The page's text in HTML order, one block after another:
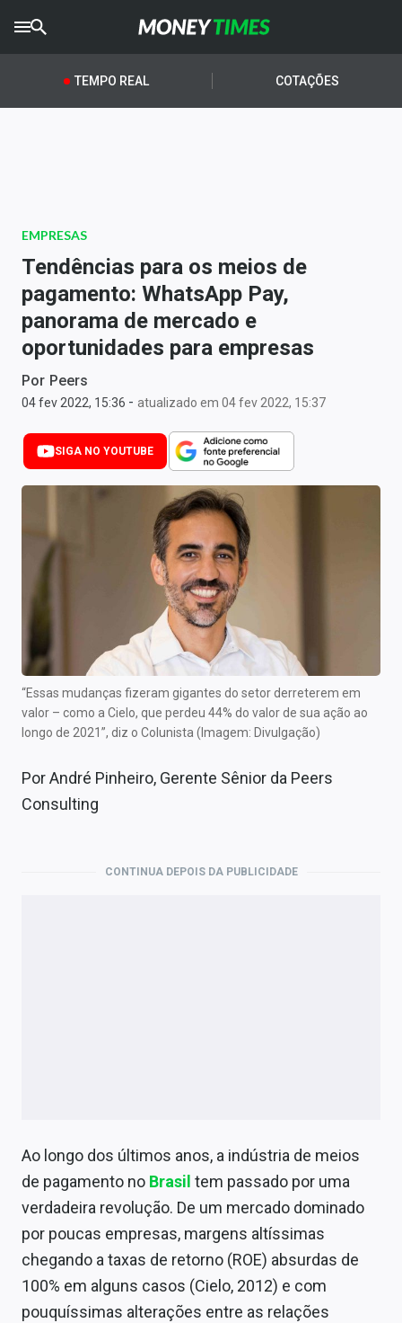
CRYPTOTIMES
AGROTIMES
Newsletters
Anuncie
Últimas Notícias
Cotações
Comprar ou vender?
Carteiras Recomendadas
Central de Fundos Imobiliários
Central dos IPOs
Renda Fixa
Finanças Pessoais
Mercados
Economia
Conteúdo de Marca
Expediente
TEMPO REAL COTAÇÕES
EMPRESAS
Tendências para os meios de
pagamento: WhatsApp Pay,
panorama de mercado e
oportunidades para empresas
Por Peers
04 fev 2022, 15:36 - atualizado em 04 fev 2022, 15:37
SIGA NO YOUTUBE
“Essas mudanças fizeram gigantes do setor derreterem em
valor – como a Cielo, que perdeu 44% do valor de sua ação ao
longo de 2021”, diz o Colunista (Imagem: Divulgação)
Por André Pinheiro, Gerente Sênior da Peers
Consulting
CONTINUA DEPOIS DA PUBLICIDADE
Ao longo dos últimos anos, a indústria de meios
de pagamento no Brasil tem passado por uma
verdadeira revolução. De um mercado dominado
por poucas empresas, margens altíssimas
chegando a taxas de retorno (ROE) absurdas de
100% em alguns casos (Cielo, 2012) e com
pouquíssimas alterações entre as relações